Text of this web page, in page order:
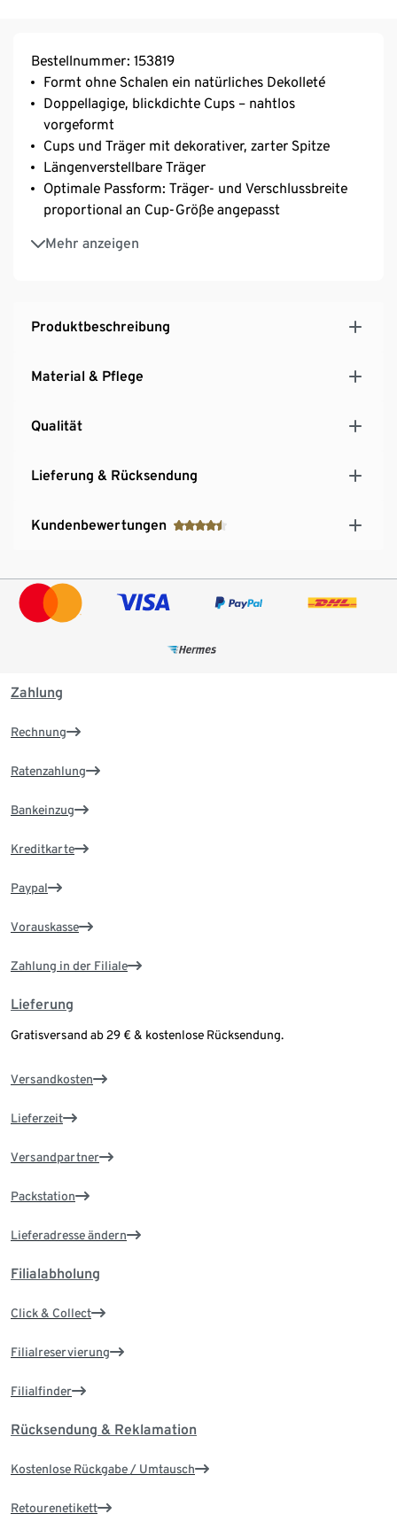
Bestellnummer: 153819
Formt ohne Schalen ein natürliches Dekolleté
Doppellagige, blickdichte Cups – nahtlos
vorgeformt
Cups und Träger mit dekorativer, zarter Spitze
Längenverstellbare Träger
Optimale Passform: Träger- und Verschlussbreite
proportional an Cup-Größe angepasst
Mehr anzeigen
Mit Wäscheschleife
3-fach verstellbarer SoftSeal®-Häkchenverschluss
Produktbeschreibung
Material & Pflege
Qualität
Lieferung & Rücksendung
Kundenbewertungen
Zahlung
Rechnung
Ratenzahlung
Bankeinzug
Kreditkarte
Paypal
Vorauskasse
Zahlung in der Filiale
Lieferung
Gratisversand ab 29 € & kostenlose Rücksendung.
Versandkosten
Lieferzeit
Versandpartner
Packstation
Lieferadresse ändern
Filialabholung
Click & Collect
Filialreservierung
Filialfinder
Rücksendung & Reklamation
Kostenlose Rückgabe / Umtausch
Retourenetikett